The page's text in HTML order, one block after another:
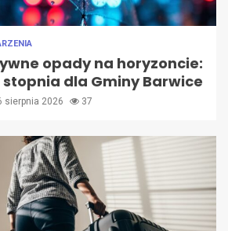
opady na horyzoncie:
stopnia dla Gminy Barwice
sierpnia 2026 37